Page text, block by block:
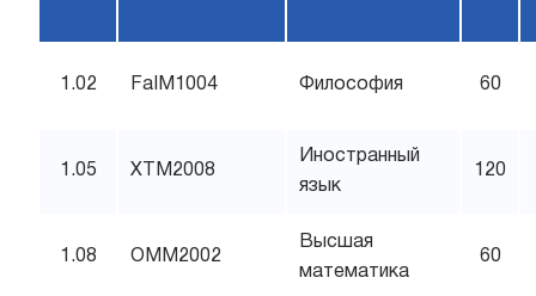
1.02 FaIM1004 Философия 60
1.05 XTM2008
Иностранный
язык
120
1.08 OMM2002
Высшая
математика
60